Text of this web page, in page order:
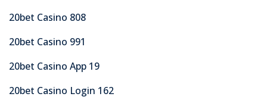
20bet Casino 808
20bet Casino 991
20bet Casino App 19
20bet Casino Login 162